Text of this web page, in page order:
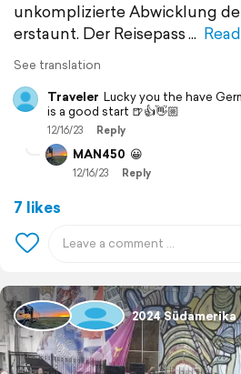
unkomplizierte Abwicklung
erstaunt. Der Reisepass
See translation
Traveler Lucky you the have
is a good start 🍺👍👋🏼
12/16/23 Reply
MAN450 😀
12/16/23 Reply
7 likes
2024 Südamerika